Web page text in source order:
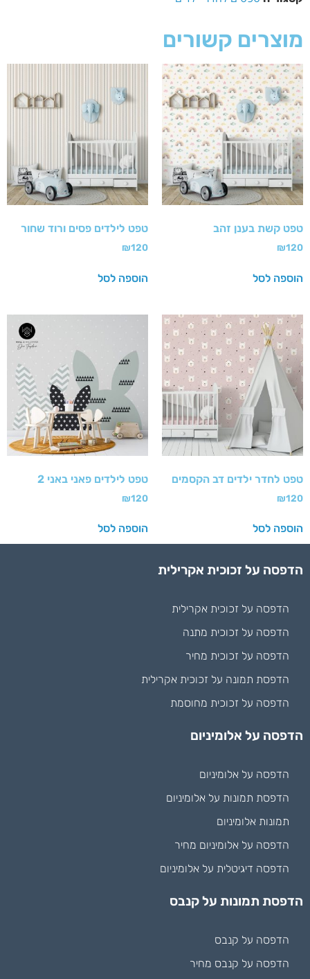
מוצרים קשורים
טפט קשת בענן זהב
₪120
הוספה לסל
טפט לילדים פסים ורוד שחור
₪120
הוספה לסל
טפט לחדר ילדים דב הקסמים
₪120
הוספה לסל
טפט לילדים פאני באני 2
₪120
הוספה לסל
הדפסה על זכוכית אקרילית
הדפסה על זכוכית אקרילית
הדפסה על זכוכית מתנה
הדפסה על זכוכית מחיר
הדפסת תמונה על זכוכית אקרילית
הדפסה על זכוכית מחוסמת
הדפסה על אלומיניום
הדפסה על אלומיניום
הדפסת תמונות על אלומיניום
תמונות אלומיניום
הדפסה על אלומיניום מחיר
הדפסה דיגיטלית על אלומיניום
הדפסת תמונות על קנבס
הדפסה על קנבס
הדפסה על קנבס מחיר